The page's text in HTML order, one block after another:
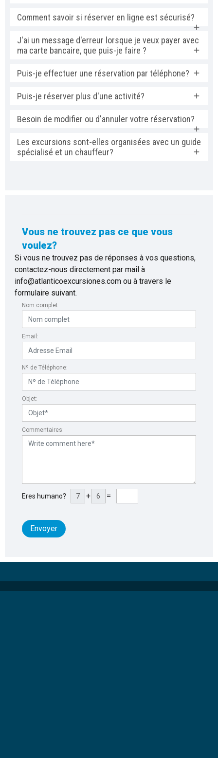
Comment savoir si réserver en ligne est sécurisé?
J'ai un message d'erreur lorsque je veux payer avec
ma carte bancaire, que puis-je faire ?
Puis-je effectuer une réservation par téléphone?
Puis-je réserver plus d'une activité?
Besoin de modifier ou d'annuler votre réservation?
Les excursions sont-elles organisées avec un guide
spécialisé et un chauffeur?
Vous ne trouvez pas ce que vous
voulez?
Si vous ne trouvez pas de réponses à vos questions,
contactez-nous directement par mail à
info@atlanticoexcursiones.com ou à travers le
formulaire suivant.
Nom complet
Email:
Nº de Téléphone:
Objet:
Commentaires:
Eres humano? + =
Envoyer